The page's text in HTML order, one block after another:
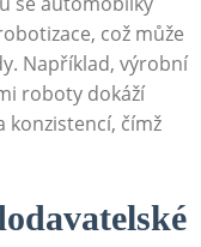
což může
Například, výrobní
roboty dokáží
konzistencí, čímž